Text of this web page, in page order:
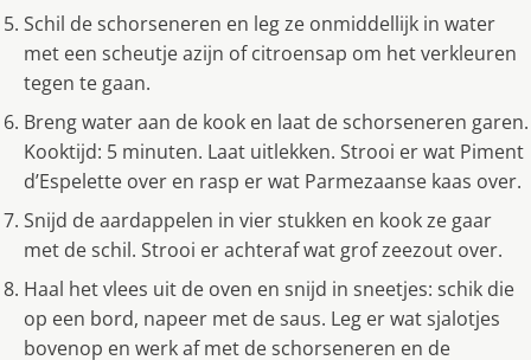
Schil de schorseneren en leg ze onmiddellijk in water
met een scheutje azijn of citroensap om het verkleuren
tegen te gaan.
Breng water aan de kook en laat de schorseneren garen.
Kooktijd: 5 minuten. Laat uitlekken. Strooi er wat Piment
d’Espelette over en rasp er wat Parmezaanse kaas over.
Snijd de aardappelen in vier stukken en kook ze gaar
met de schil. Strooi er achteraf wat grof zeezout over.
Haal het vlees uit de oven en snijd in sneetjes: schik die
op een bord, napeer met de saus. Leg er wat sjalotjes
bovenop en werk af met de schorseneren en de